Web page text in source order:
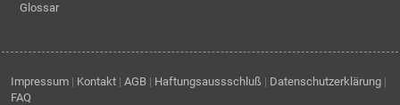
Glossar
Impressum | Kontakt | AGB | Haftungsaussschluß | Datenschutzerklärung |
FAQ